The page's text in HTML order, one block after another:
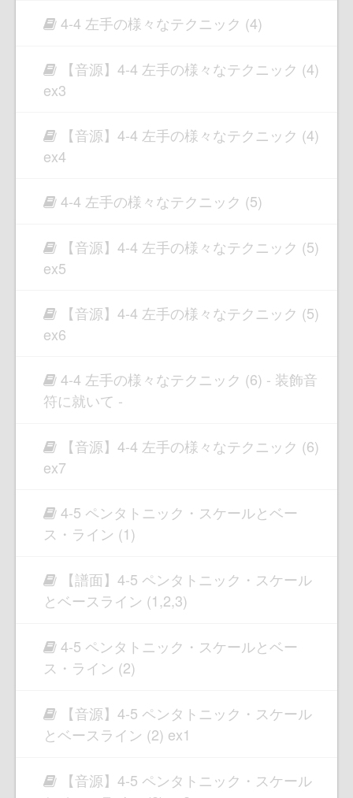
4-4 左手の様々なテクニック (4)
【音源】4-4 左手の様々なテクニック (4)
ex3
【音源】4-4 左手の様々なテクニック (4)
ex4
4-4 左手の様々なテクニック (5)
【音源】4-4 左手の様々なテクニック (5)
ex5
【音源】4-4 左手の様々なテクニック (5)
ex6
4-4 左手の様々なテクニック (6) - 装飾音
符に就いて -
【音源】4-4 左手の様々なテクニック (6)
ex7
4-5 ペンタトニック・スケールとベー
ス・ライン (1)
【譜面】4-5 ペンタトニック・スケール
とベースライン (1,2,3)
4-5 ペンタトニック・スケールとベー
ス・ライン (2)
【音源】4-5 ペンタトニック・スケール
とベースライン (2) ex1
【音源】4-5 ペンタトニック・スケール